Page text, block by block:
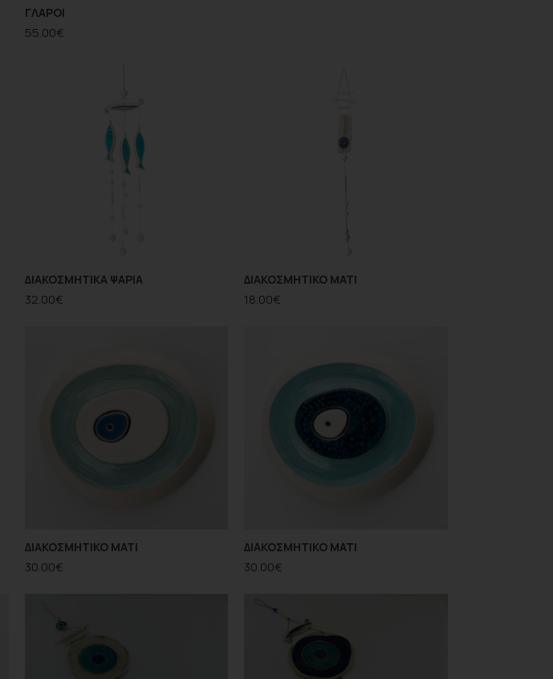
ΓΛΑΡΟΙ
55.00€
ΔΙΑΚΟΣΜΗΤΙΚΑ ΨΑΡΙΑ
32.00€
ΔΙΑΚΟΣΜΗΤΙΚΟ ΜΑΤΙ
18.00€
ΔΙΑΚΟΣΜΗΤΙΚΟ ΜΑΤΙ
30.00€
ΔΙΑΚΟΣΜΗΤΙΚΟ ΜΑΤΙ
30.00€